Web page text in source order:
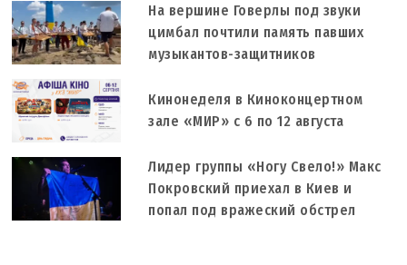
На вершине Говерлы под звуки
цимбал почтили память павших
музыкантов-защитников
Кинонеделя в Киноконцертном
зале «МИР» с 6 по 12 августа
Лидер группы «Ногу Свело!» Макс
Покровский приехал в Киев и
попал под вражеский обстрел